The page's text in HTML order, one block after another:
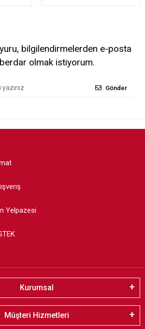
bilgilendirmelerden e-posta
olmak istiyorum.
Gönder
Yelpazesi
Kurumsal
Müşteri Hizmetleri